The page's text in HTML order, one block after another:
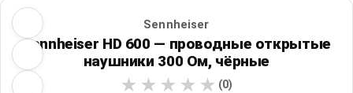
Sennheiser
Sennheiser HD 600 — проводные открытые
наушники 300 Ом, чёрные
(0)